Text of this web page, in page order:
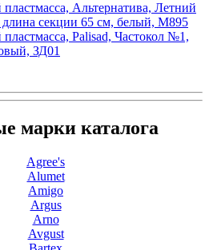
Альтернатива, Летний
секции 65 см, белый, М895
Palisad, Частокол №1,
ЗД01
марки каталога
Agree's
Alumet
Amigo
Argus
Arno
Avgust